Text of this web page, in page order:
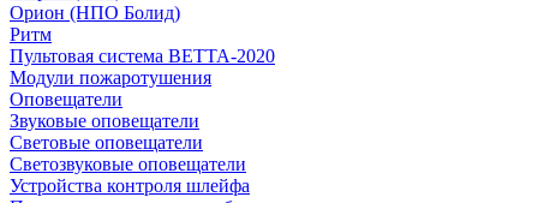
Орион (НПО Болид)
Ритм
Пультовая система ВЕТТА-2020
Модули пожаротушения
Оповещатели
Звуковые оповещатели
Световые оповещатели
Светозвуковые оповещатели
Устройства контроля шлейфа